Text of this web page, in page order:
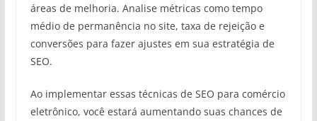
áreas de melhoria. Analise métricas como tempo
médio de permanência no site, taxa de rejeição e
conversões para fazer ajustes em sua estratégia de
SEO.
Ao implementar essas técnicas de SEO para comércio
eletrônico, você estará aumentando suas chances de